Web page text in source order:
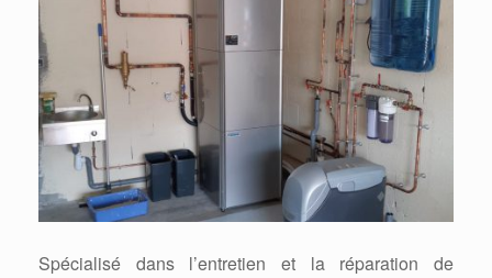
Spécialisé dans l’entretien et la réparation de